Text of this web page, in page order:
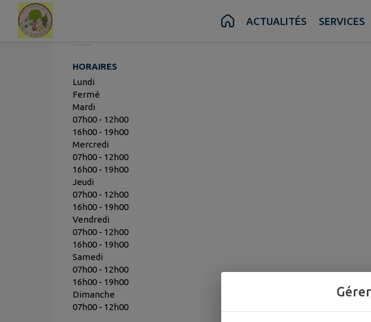
Contenu Pied de page ACTUALITÉS SERVICES
Leonetti SARL
HORAIRES
Lundi
Fermé
Mardi
07h00 - 12h00
16h00 - 19h00
Mercredi
07h00 - 12h00
16h00 - 19h00
Jeudi
07h00 - 12h00
16h00 - 19h00
Vendredi
07h00 - 12h00
16h00 - 19h00
Samedi
07h00 - 12h00
16h00 - 19h00
Dimanche
07h00 - 12h00